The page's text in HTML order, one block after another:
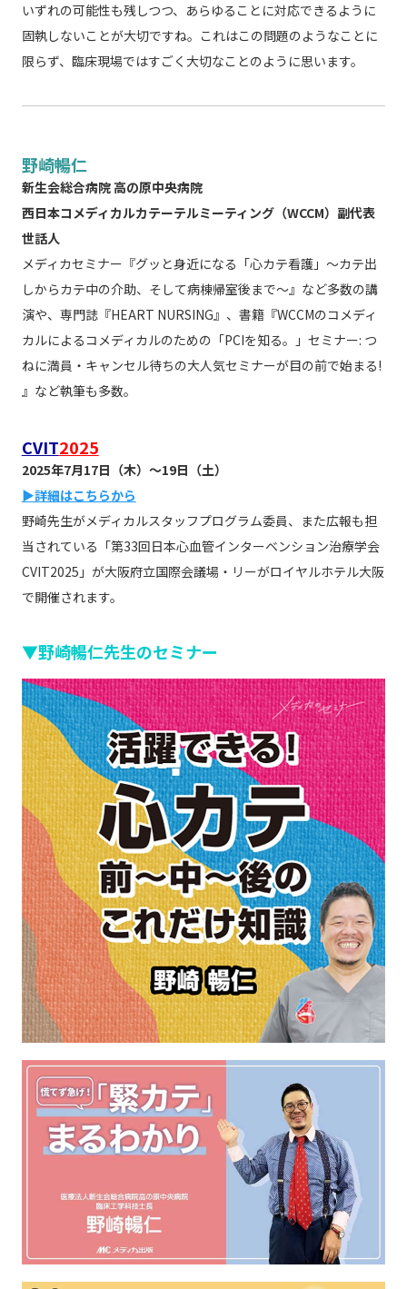
いずれの可能性も残しつつ、あらゆることに対応できるように
固執しないことが大切ですね。これはこの問題のようなことに
限らず、臨床現場ではすごく大切なことのように思います。
野崎暢仁
新生会総合病院 高の原中央病院
西日本コメディカルカテーテルミーティング（WCCM）副代表
世話人
メディカセミナー『グッと身近になる「心カテ看護」～カテ出
しからカテ中の介助、そして病棟帰室後まで～』など多数の講
演や、専門誌『HEART NURSING』、書籍『WCCMのコメディ
カルによるコメディカルのための「PCIを知る。」セミナー: つ
ねに満員・キャンセル待ちの大人気セミナーが目の前で始まる!
』など執筆も多数。
CVIT2025
2025年7月17日（木）～19日（土）
▶詳細はこちらから
野崎先生がメディカルスタッフプログラム委員、また広報も担
当されている「第33回日本心血管インターベンション治療学会
CVIT2025」が大阪府立国際会議場・リーがロイヤルホテル大阪
で開催されます。
▼野崎暢仁先生のセミナー